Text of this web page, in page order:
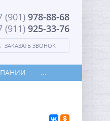
(901) 978-88-68
(911) 925-33-76
ЗАКАЗАТЬ ЗВОНОК
...